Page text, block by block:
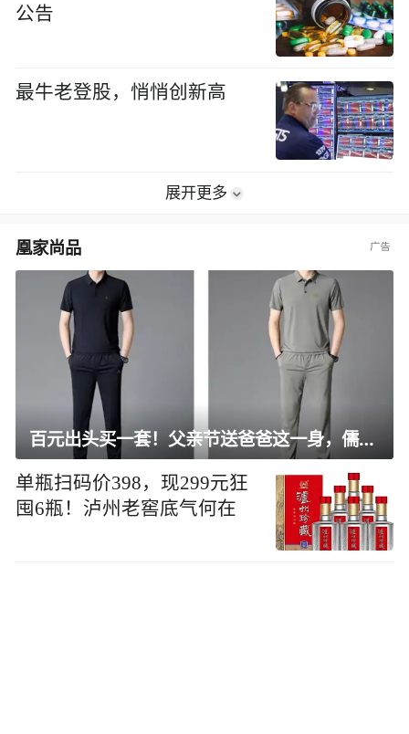
公告
最牛老登股，悄悄创新高
展开更多
凰家尚品
百元出头买一套！父亲节送爸爸这一身，儒雅有型还凉爽
单瓶扫码价398，现299元狂
囤6瓶！泸州老窖底气何在